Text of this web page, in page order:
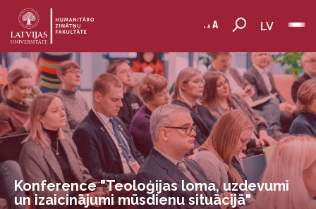
LV
Konference "Teoloģijas loma, uzdevumi
un izaicinājumi mūsdienu situācijā"